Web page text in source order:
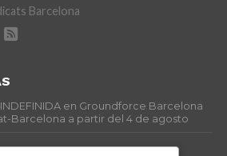
Barcelona
INDEFINIDA en Groundforce Barcelona
Barcelona a partir del 4 de agosto